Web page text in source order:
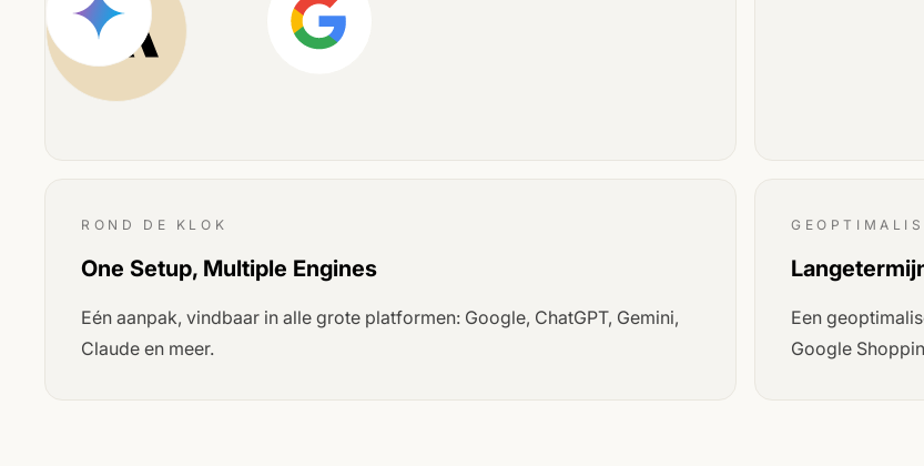
ROND DE KLOK
One Setup, Multiple Engines
Eén aanpak, vindbaar in alle grote platformen: Google, ChatGPT, Gemini,
Claude en meer.
Een
Google